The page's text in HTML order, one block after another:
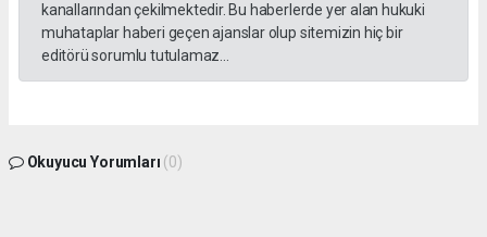
kanallarından çekilmektedir. Bu haberlerde yer alan hukuki
muhataplar haberi geçen ajanslar olup sitemizin hiç bir
editörü sorumlu tutulamaz...
Okuyucu Yorumları (0)